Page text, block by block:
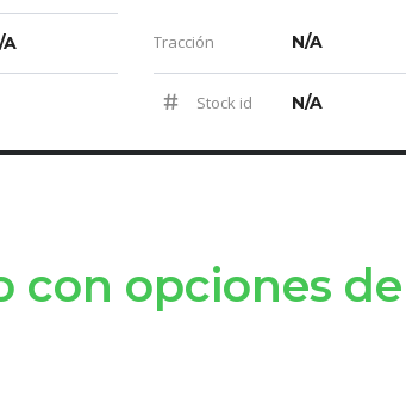
A Tracción N/A
Stock id N/A
con opciones de